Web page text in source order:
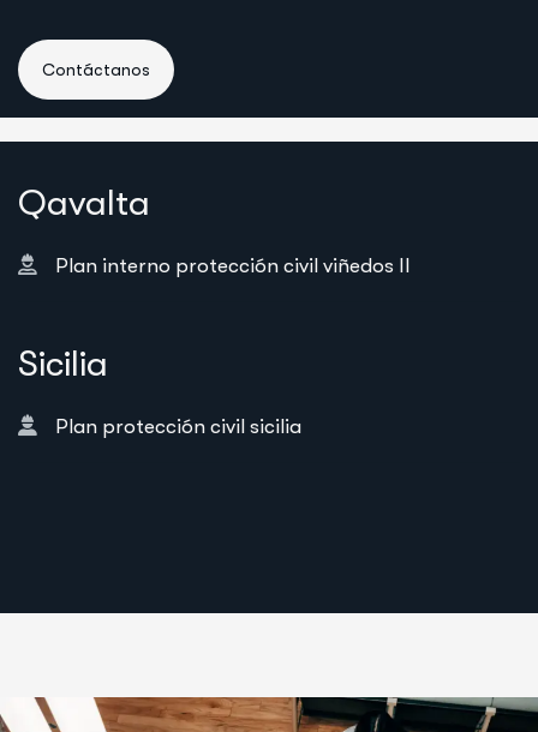
Qavalta
Plan interno protección civil viñedos II
Sicilia
Plan protección civil sicilia